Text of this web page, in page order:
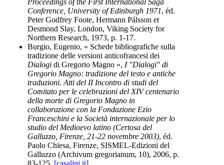
Proceedings of the First International Saga
Conference, University of Edinburgh 1971, éd.
Peter Godfrey Foote, Hermann Pálsson et
Desmond Slay, London, Viking Society for
Northern Research, 1973, p. 1-17.
Burgio, Eugenio, « Schede bibliografiche sulla
tradizione delle versioni anticofrancesi dei
Dialogi di Gregorio Magno », I "Dialogi" di
Gregorio Magno: tradizione del testo e antiche
traduzioni. Atti del II Incontro di studi del
Comitato per le celebrazioni del XIV centenario
della morte di Gregorio Magno in
collaborazione con la Fondazione Ezio
Franceschini e la Società internazionale per lo
studio del Medioevo latino (Certosa del
Galluzzo, Firenze, 21-22 novembre 2003), éd.
Paolo Chiesa, Firenze, SISMEL-Edizioni del
Galluzzo (Archivum gregorianum, 10), 2006, p.